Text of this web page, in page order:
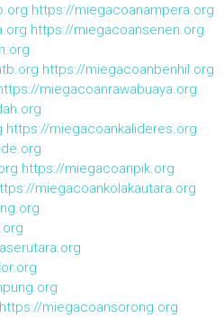
https://miegacoanampera.org
https://miegacoansenen.org
https://miegacoanbenhil.org
miegacoanrawabuaya.org
https://miegacoankalideres.org
https://miegacoanpik.org
miegacoankolakautara.org
https://miegacoansorong.org